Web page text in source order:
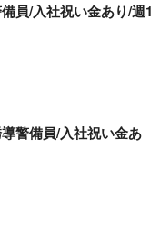
員/入社祝い金あり/週1
警備員/入社祝い金あ